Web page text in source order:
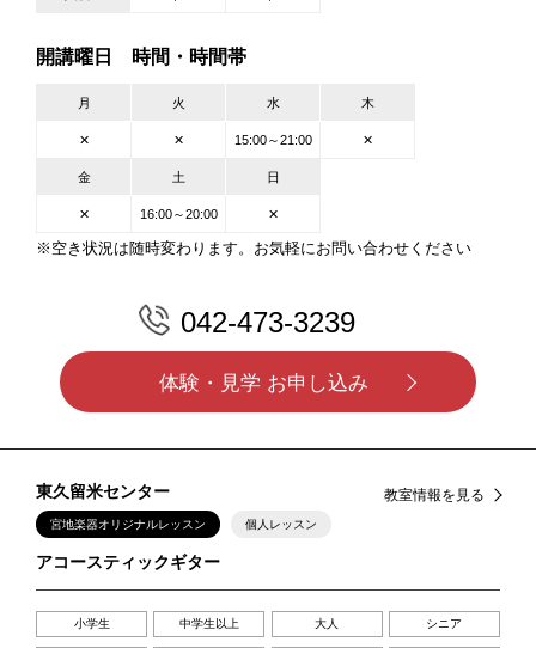
開講曜日 時間・時間帯
月 火 水 木
✕ ✕ 15:00～21:00 ✕
金 土 日
✕ 16:00～20:00 ✕
※空き状況は随時変わります。お気軽にお問い合わせください
042-473-3239
体験・見学 お申し込み
東久留米センター 教室情報を見る
宮地楽器オリジナルレッスン 個人レッスン
アコースティックギター
小学生 中学生以上 大人 シニア